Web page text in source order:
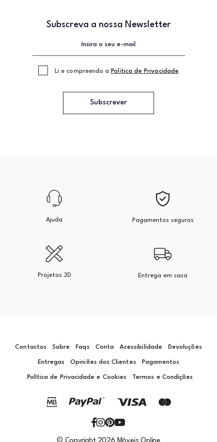
Subscreva a nossa Newsletter
Li e compreendo a Politica de Privacidade
Subscrever
Ajuda Pagamentos seguros
Projetos 3D Entrega em casa
Contactos Sobre Faqs Conta Acessibilidade Devoluções
Entregas Opiniões dos Clientes Pagamentos
Política de Privacidade e Cookies Termos e Condições